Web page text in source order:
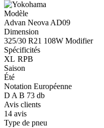
Modèle
Advan Neova AD09
Dimension
325/30 R21 108W Modifier
Spécificités
XL RPB
Saison
Été
Notation Européenne
D A B 73 db
Avis clients
14 avis
Type de pneu